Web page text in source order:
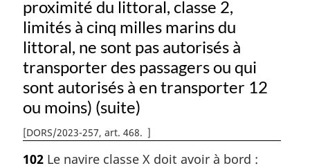
proximité du littoral, classe 2,
limités à cinq milles marins du
littoral, ne sont pas autorisés à
transporter des passagers ou qui
sont autorisés à en transporter 12
ou moins) (suite)
[DORS/2023-257, art. 468 ]
102 Le navire classe X doit avoir à bord :